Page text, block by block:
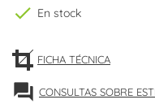
check En stock
FICHA TÉCNICA
forum CONSULTAS SOBRE